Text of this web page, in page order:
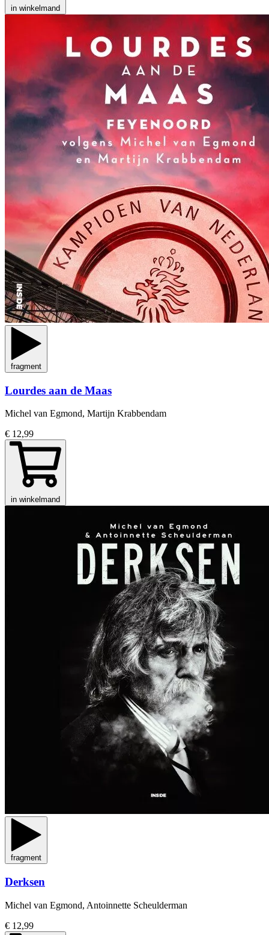
in winkelmand
fragment
Lourdes aan de Maas
Michel van Egmond, Martijn Krabbendam
€ 12,99
in winkelmand
fragment
Derksen
Michel van Egmond, Antoinnette Scheulderman
€ 12,99